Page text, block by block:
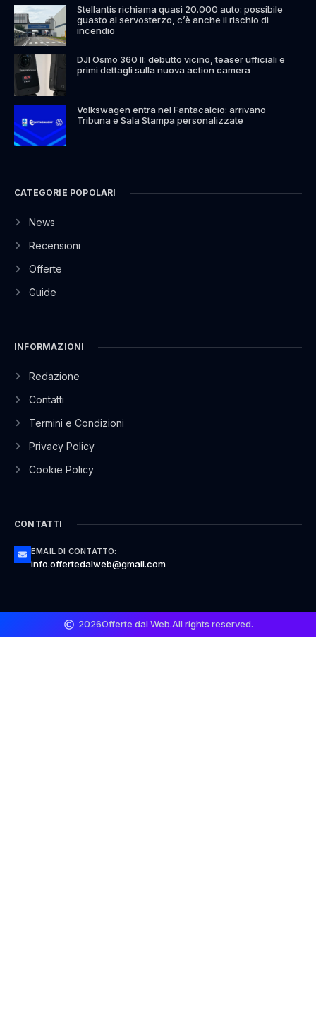
Stellantis richiama quasi 20.000 auto: possibile
guasto al servosterzo, c’è anche il rischio di
incendio
DJI Osmo 360 II: debutto vicino, teaser ufficiali e
primi dettagli sulla nuova action camera
Volkswagen entra nel Fantacalcio: arrivano
Tribuna e Sala Stampa personalizzate
CATEGORIE POPOLARI
News
Recensioni
Offerte
Guide
INFORMAZIONI
Redazione
Contatti
Termini e Condizioni
Privacy Policy
Cookie Policy
CONTATTI
EMAIL DI CONTATTO:
info.offertedalweb@gmail.com
2026Offerte dal Web.All rights reserved.